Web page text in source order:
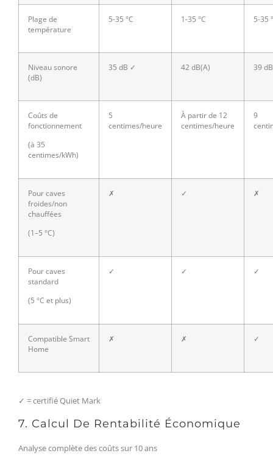
Plage de
température
5-35 °C 1-35 °C 5-35
Niveau sonore
(dB)
35 dB ✓ 42 dB(A) 39
Coûts de
fonctionnement
(à 35
centimes/kWh)
5
centimes/heure
À partir de 12
centimes/heure
9
Pour caves
froides/non
chauffées
(1–5 °C)
✗ ✓ ✗
Pour caves
standard
(5 °C et plus)
✓ ✓ ✓
Compatible Smart
Home
✗ ✗ ✓
✓ = certifié Quiet Mark
7. Calcul De Rentabilité Économique
Analyse complète des coûts sur 10 ans